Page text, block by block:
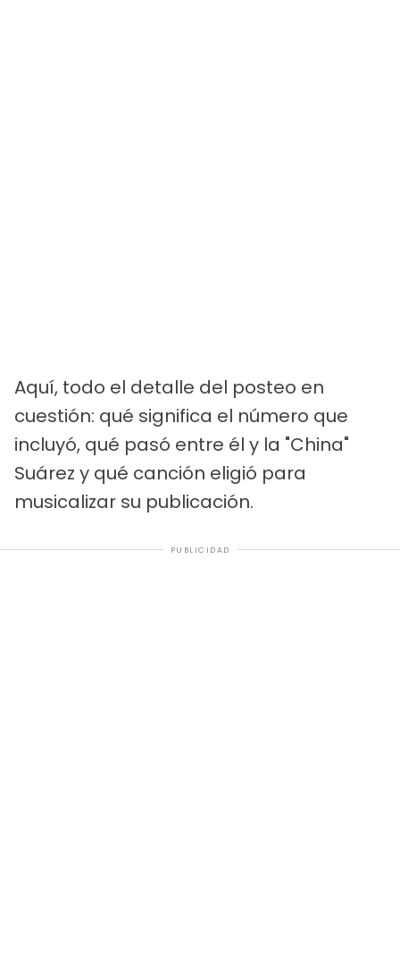
Aquí, todo el detalle del posteo en
cuestión: qué significa el número que
incluyó, qué pasó entre él y la "China"
Suárez y qué canción eligió para
musicalizar su publicación.
PUBLICIDAD